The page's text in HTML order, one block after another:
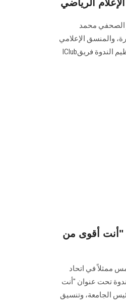
‏الصحفي محمد
والمنسق الإعلامي
لشركة تذكرتي، ومدير المحتوى الرياضي بقناة الحياة، وشارك في ‏تنظيم الندوة فريق‎ IClub
"أنت أقوى من
ممثلاً في اتحاد
تحت عنوان "أنت
الجامعة، وتنسيق